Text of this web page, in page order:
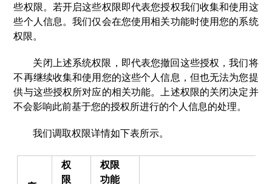
些权限。若开启这些权限即代表您授权我们收集和使用这
些个人信息。我们仅会在您使用相关功能时使用您的系统
权限。
关闭上述系统权限，即代表您撤回这些授权，我们将
不再继续收集和使用您的这些个人信息，但也无法为您提
供与这些授权所对应的相关功能。上述权限的关闭决定并
不会影响此前基于您的授权所进行的个人信息的处理。
我们调取权限详情如下表所示。